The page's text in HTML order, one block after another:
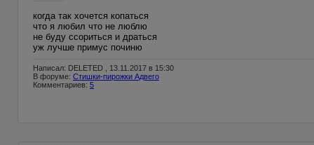
когда так хочется копаться
что я любил что не люблю
не буду ссориться и драться
уж лучше примус починю
Написал: DELETED , 13.11.2017 в 15:30
В форуме: Стишки-пирожки Адвего
Комментариев: 5